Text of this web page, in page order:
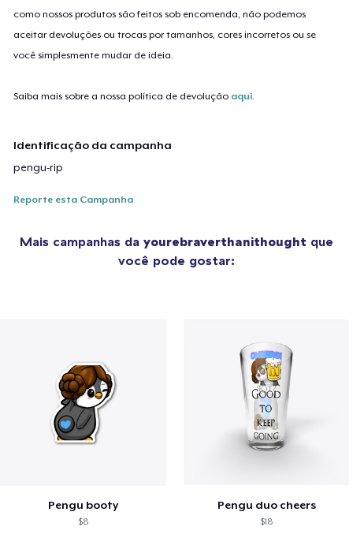
como nossos produtos são feitos sob encomenda, não podemos
aceitar devoluções ou trocas por tamanhos, cores incorretos ou se
você simplesmente mudar de ideia.
Saiba mais sobre a nossa política de devolução aqui.
Identificação da campanha
pengu-rip
Reporte esta Campanha
Mais campanhas da yourebraverthanithought que
você pode gostar:
Pengu booty
$8
Pengu duo cheers
$18